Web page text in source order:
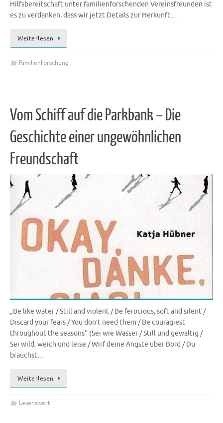
Hilfsbereitschaft unter familienforschenden Vereinsfreunden ist
es zu verdanken, dass wir jetzt Details zur Herkunft…
Weiterlesen
Familienforschung
Vom Schiff auf die Parkbank – Die
Geschichte einer ungewöhnlichen
Freundschaft
„Be like water / Still and violent / Be ferocious, soft and silent /
Discard your fears / You don’t need them / Be couragiest
throughout the seasons“ (Sei wie Wasser / Still und gewaltig /
Sei wild, weich und leise / Wirf deine Ängste über Bord / Du
brauchst…
Weiterlesen
Lesenswert